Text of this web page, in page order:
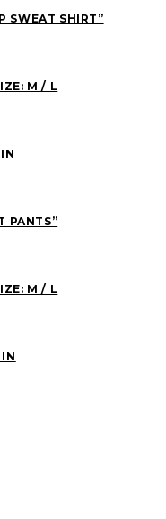
SWEAT SHIRT”
M / L
PANTS”
M / L